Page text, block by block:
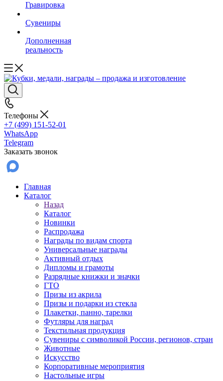
Гравировка
Сувениры
Дополненная
реальность
Телефоны
+7 (499) 151-52-01
WhatsApp
Telegram
Заказать звонок
Главная
Каталог
Назад
Каталог
Новинки
Распродажа
Награды по видам спорта
Универсальные награды
Активный отдых
Дипломы и грамоты
Разрядные книжки и значки
ГТО
Призы из акрила
Призы и подарки из стекла
Плакетки, панно, тарелки
Футляры для наград
Текстильная продукция
Сувениры с символикой России, регионов, стран
Животные
Искусство
Корпоративные мероприятия
Настольные игры